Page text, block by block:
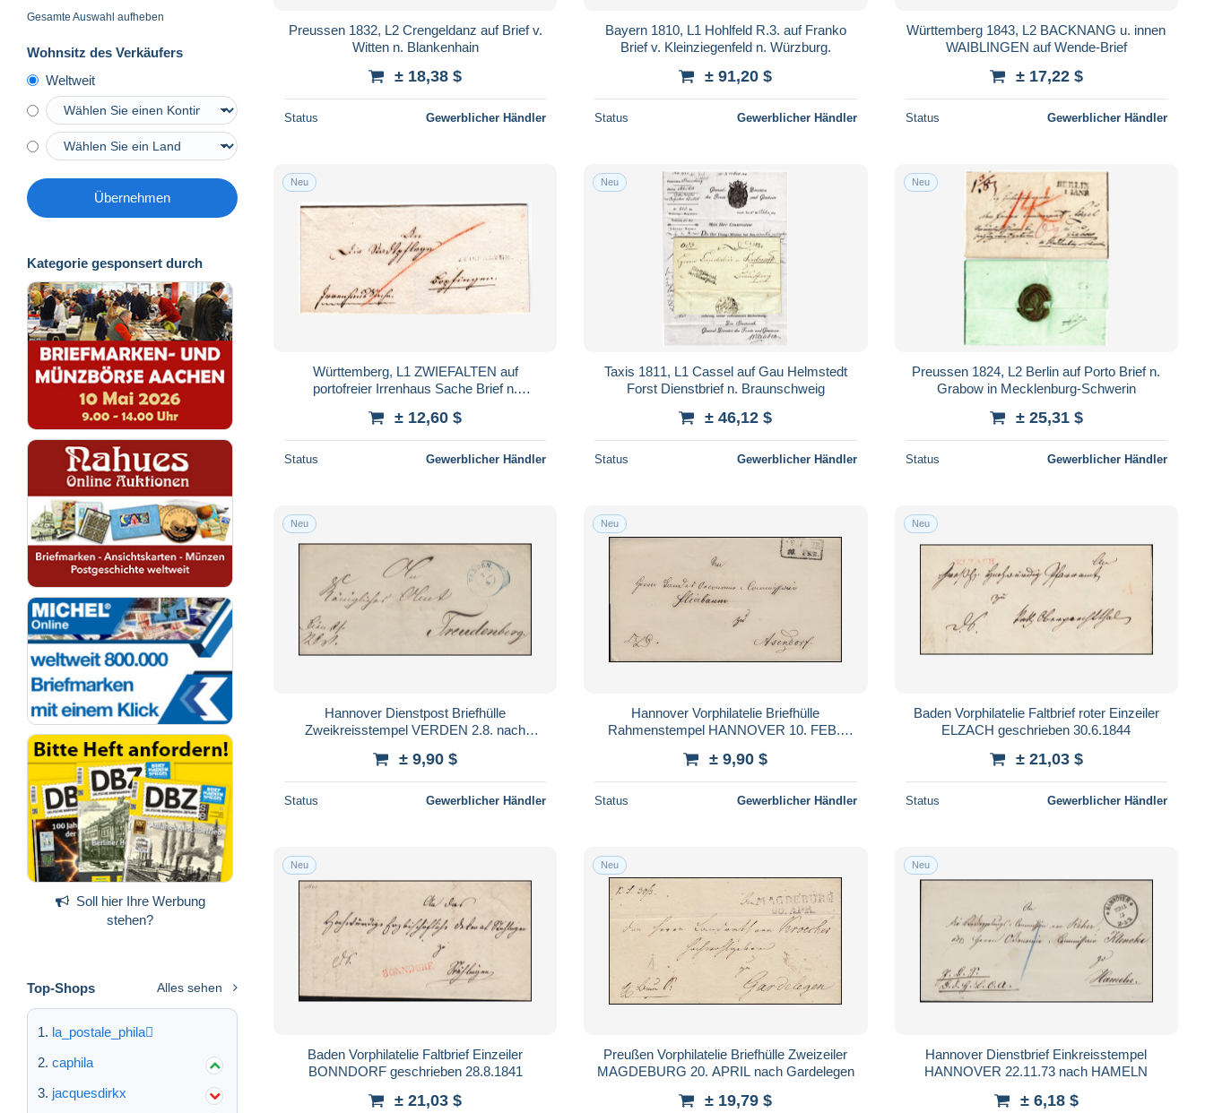
Gesamte Auswahl aufheben
Wohnsitz des Verkäufers
Weltweit
Übernehmen
Kategorie gesponsert durch
Soll hier Ihre Werbung
stehen?
Top-Shops Alles sehen
la_postale_phila
caphila
jacquesdirkx
Preussen 1832, L2 Crengeldanz auf Brief v.
Witten n. Blankenhain
± 18,38 $
Status Gewerblicher Händler
Bayern 1810, L1 Hohlfeld R.3. auf Franko
Brief v. Kleinziegenfeld n. Würzburg.
± 91,20 $
Status Gewerblicher Händler
Württemberg 1843, L2 BACKNANG u. innen
WAIBLINGEN auf Wende-Brief
± 17,22 $
Status Gewerblicher Händler
Neu
Württemberg, L1 ZWIEFALTEN auf
portofreier Irrenhaus Sache Brief n.
± 12,60 $
Status Gewerblicher Händler
Neu
Taxis 1811, L1 Cassel auf Gau Helmstedt
Forst Dienstbrief n. Braunschweig
± 46,12 $
Status Gewerblicher Händler
Neu
Preussen 1824, L2 Berlin auf Porto Brief n.
Grabow in Mecklenburg-Schwerin
± 25,31 $
Status Gewerblicher Händler
Neu
Hannover Dienstpost Briefhülle
Zweikreisstempel VERDEN 2.8. nach
± 9,90 $
Status Gewerblicher Händler
Neu
Hannover Vorphilatelie Briefhülle
Rahmenstempel HANNOVER 10. FEB..
± 9,90 $
Status Gewerblicher Händler
Neu
Baden Vorphilatelie Faltbrief roter Einzeiler
ELZACH geschrieben 30.6.1844
± 21,03 $
Status Gewerblicher Händler
Neu
Baden Vorphilatelie Faltbrief Einzeiler
BONNDORF geschrieben 28.8.1841
± 21,03 $
Neu
Preußen Vorphilatelie Briefhülle Zweizeiler
MAGDEBURG 20. APRIL nach Gardelegen
± 19,79 $
Neu
Hannover Dienstbrief Einkreisstempel
HANNOVER 22.11.73 nach HAMELN
± 6,18 $